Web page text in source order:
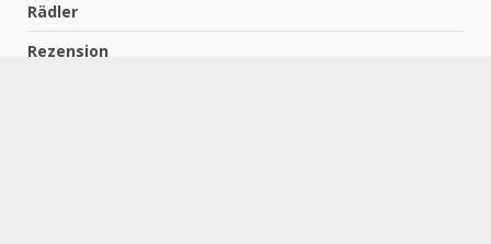
Rädler
Rezension